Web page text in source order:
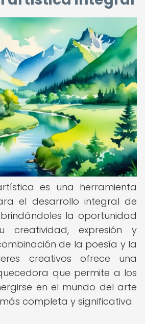
es una herramienta
el desarrollo integral de
la oportunidad
creatividad, expresión y
de la poesía y la
creativos ofrece una
que permite a los
en el mundo del arte
completa y significativa.